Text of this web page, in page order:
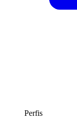
Perfis